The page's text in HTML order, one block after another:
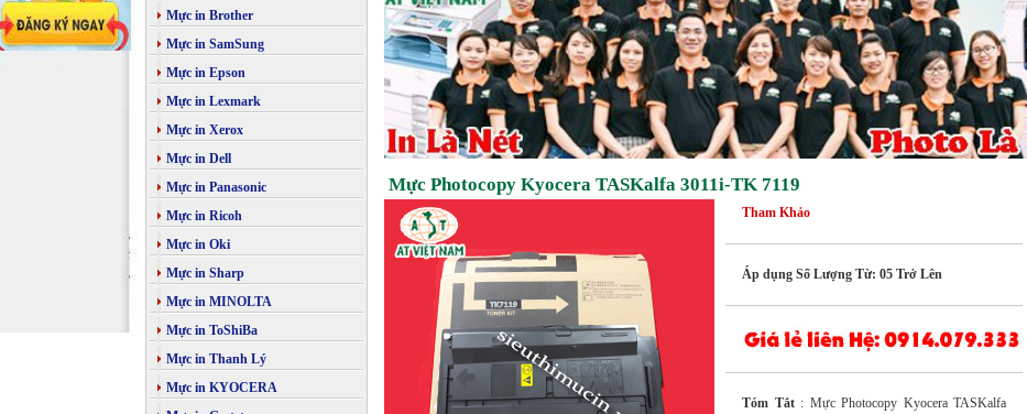
Mực in Brother
Mực in SamSung
Mực in Epson
Mực in Lexmark
Mực in Xerox
Mực in Dell
Mực in Panasonic
Mực in Ricoh
Mực in Oki
Mực in Sharp
Mực in MINOLTA
Mực in ToShiBa
Mực in Thanh Lý
Mực in KYOCERA
Mực Photocopy Kyocera TASKalfa 3011i-TK 7119
Tham Khảo
Áp dụng Số Lượng Từ: 05 Trở Lên
Tóm Tắt: Mực Photocopy Kyocera TASKalfa